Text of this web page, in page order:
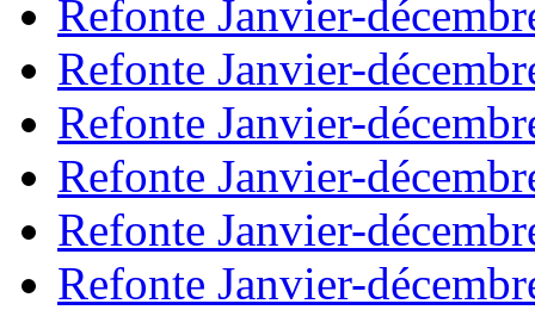
Refonte Janvier-
Refonte Janvier-
Refonte Janvier-
Refonte Janvier-
Refonte Janvier-
Refonte Janvier-